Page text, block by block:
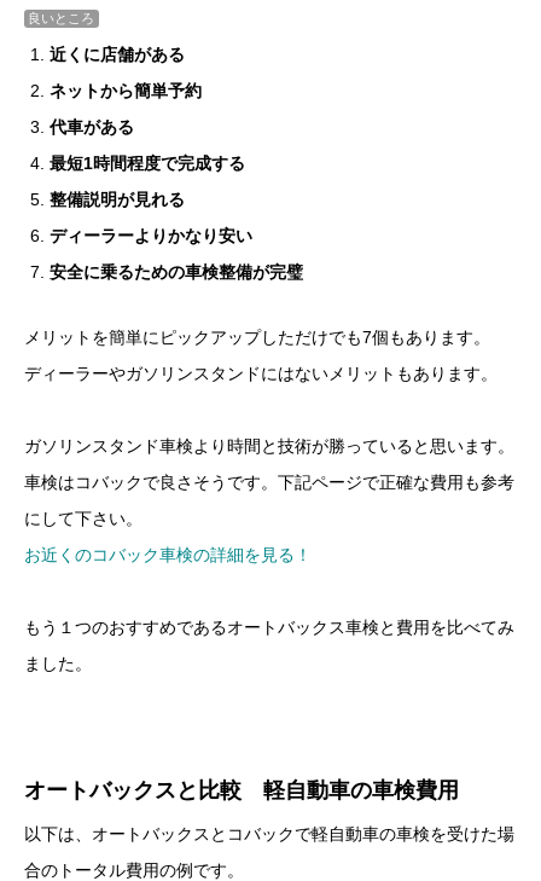
良いところ
近くに店舗がある
ネットから簡単予約
代車がある
最短1時間程度で完成する
整備説明が見れる
ディーラーよりかなり安い
安全に乗るための車検整備が完璧
メリットを簡単にピックアップしただけでも7個もあります。
ディーラーやガソリンスタンドにはないメリットもあります。
ガソリンスタンド車検より時間と技術が勝っていると思います。
車検はコバックで良さそうです。下記ページで正確な費用も参考
にして下さい。
お近くのコバック車検の詳細を見る！
もう１つのおすすめであるオートバックス車検と費用を比べてみ
ました。
オートバックスと比較 軽自動車の車検費用
以下は、オートバックスとコバックで軽自動車の車検を受けた場
合のトータル費用の例です。